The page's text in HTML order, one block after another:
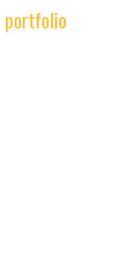
portfolio